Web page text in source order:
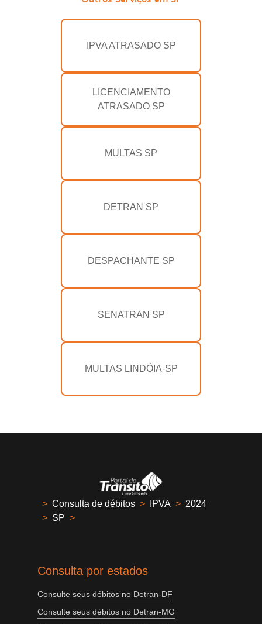
IPVA ATRASADO SP
LICENCIAMENTO
ATRASADO SP
MULTAS SP
DETRAN SP
DESPACHANTE SP
SENATRAN SP
MULTAS LINDÓIA-SP
> Consulta de débitos > IPVA > 2024
> SP >
Consulta por estados
Consulte seus débitos no Detran-DF
Consulte seus débitos no Detran-MG